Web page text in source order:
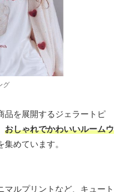
グ
品を展開するジェラートピ
おしゃれでかわいいルームウ
集めています。
マルプリントなど、キュート